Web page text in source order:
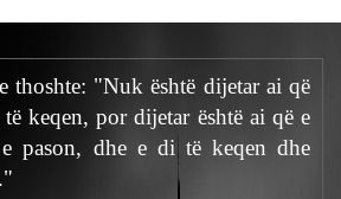
thoshte: "Nuk është dijetar ai që
keqen, por dijetar është ai që e
pason, dhe e di të keqen dhe